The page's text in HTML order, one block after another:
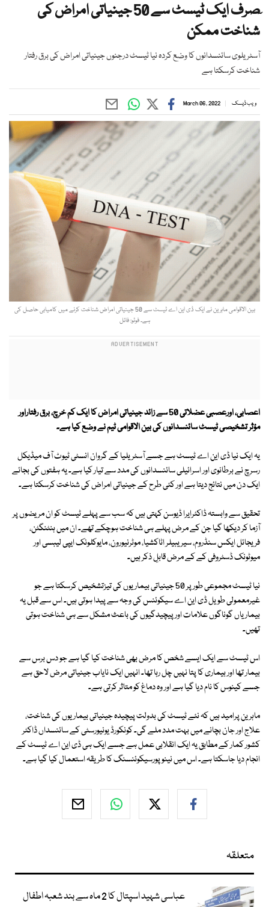
ٓصرف ایک ٹیسٹ سے 50 جینیاتی امراض کی
شناخت ممکن
آسٹریلوی سائنسدانوں کا وضع کردہ نیا ٹیسٹ درجنوں جینیاتی امراض کی برق رفتار
شناخت کرسکتا ہے
ویب ڈیسک March 06, 2022
بین الاقوامی ماہرین نے ایک ڈی این اے ٹیسٹ سے 50 جینیاتی امراض شناخت کرنے میں کامیابی حاصل کی
ہے۔ فوٹو: فائل
اعصابی، اورعصبی عضلاتی 50 سے زائد جینیاتی امراض کا ایک کم خرچ، برق رفتاراور
مؤثر تشخیصی ٹیسٹ سائنسدانوں کی بین الاقوامی ٹیم نے وضع کیا ہے۔
یہ ایک نیا ڈی این اے ٹیسٹ ہے جسے آسٹریلیا کے گروان انسٹی ٹیوٹ آف میڈیکل
رسرچ نے برطانوی اور اسرائیلی سائنسدانوں کی مدد سے تیار کیا ہے۔ یہ ہفتوں کی بجائے
ایک دن میں نتائج دیتا ہے اور کئی طرح کے جینیاتی امراض کی شناخت کرسکتا ہے۔
تحقیق سے وابستہ ڈاکٹرایرا ڈیوسن کہتی ہیں کہ سب سے پہلے ٹیسٹ کو ان مریضوں پر
آزما کر دیکھا گیا جن کے مرض پہلے ہی شناخت ہوچکے تھے۔ ان میں ہنٹنگٹن،
فریجائل ایکس سنڈروم، سیریبیلر اٹاکشیا، موٹرنیورون، مایوکلونک ایپی لیبسی اور
میوٹونک ڈسٹروفی کے کے مرض قابلِ ذکر ہیں۔
نیا ٹیسٹ مجموعی طور پر 50 جینیاتی بیماریوں کی تیزتشخیص کرسکتا ہے جو
غیرمعمولی طویل ڈی این اے سیکوئنس کی وجہ سے پیدا ہوتی ہیں۔ اس سے قبل یہ
بیماریاں گوناگوں علامات اور پیچیدگیوں کی باعث مشکل سے ہی شناخت ہوتی
تھیں۔
اس ٹیسٹ سے ایک ایسے شخص کا مرض بھی شناخت کیا گیا ہے جو دس برس سے
بیمار تھا اور بیماری کا پتا نہیں چل رہا تھا۔ انہیں ایک نایاب جینیاتی مرض لاحق ہے
جسے کینوس کا نام دیا گیا ہے اور وہ دماغ کو متاثر کرتی ہے۔
ماہرین پرامید ہیں کہ نئے ٹیسٹ کی بدولت پیچیدہ جینیاتی بیماریوں کی شناخت،
علاج اور جان بچانے میں بہت مدد ملے گی۔ کونکورڈ یونیورسٹی کے سائنسداں ڈاکٹر
کشور کمار کے مطابق یہ ایک انقلابی عمل ہے جسے ایک ہی ڈی این اے ٹیسٹ کے
انجام دیا جاسکتا ہے۔ اس میں نینوپورسیکوئنسنگ کا طریقہ استعمال کیا گیا ہے۔
متعلقہ
عباسی شہید اسپتال کا 2 ماہ سے بند شعبہ اطفال